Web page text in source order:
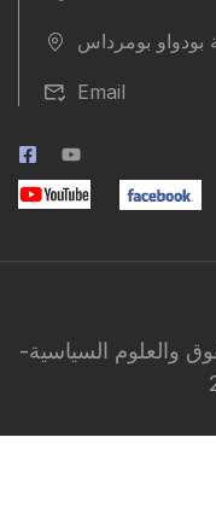
بودواو بومرداس
Email
والعلوم السياسية-